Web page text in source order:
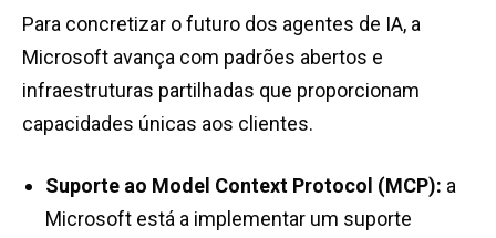
Para concretizar o futuro dos agentes de IA, a
Microsoft avança com padrões abertos e
infraestruturas partilhadas que proporcionam
capacidades únicas aos clientes.
Suporte ao Model Context Protocol (MCP): a
Microsoft está a implementar um suporte